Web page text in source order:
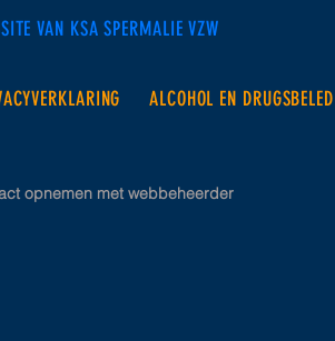
VAN KSA SPERMALIE VZW
ALCOHOL EN DRUGSBELED
opnemen met webbeheerder